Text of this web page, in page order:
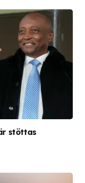
stöttas